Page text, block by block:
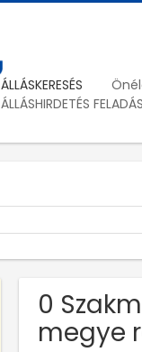
ÁLLÁSKERESÉS
ÁLLÁSHIRDETÉS FELADÁS
0
megye